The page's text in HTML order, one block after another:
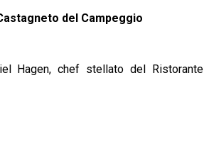
del Campeggio
Hagen, chef stellato del Ristorante